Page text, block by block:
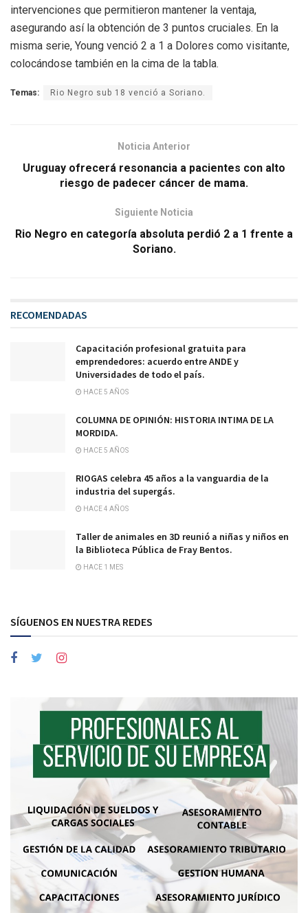
intervenciones que permitieron mantener la ventaja,
asegurando así la obtención de 3 puntos cruciales. En la
misma serie, Young venció 2 a 1 a Dolores como visitante,
colocándose también en la cima de la tabla.
Temas: Rio Negro sub 18 venció a Soriano.
Noticia Anterior
Uruguay ofrecerá resonancia a pacientes con alto
riesgo de padecer cáncer de mama.
Siguiente Noticia
Rio Negro en categoría absoluta perdió 2 a 1 frente a
Soriano.
RECOMENDADAS
Capacitación profesional gratuita para
emprendedores: acuerdo entre ANDE y
Universidades de todo el país.
HACE 5 AÑOS
COLUMNA DE OPINIÓN: HISTORIA INTIMA DE LA
MORDIDA.
HACE 5 AÑOS
RIOGAS celebra 45 años a la vanguardia de la
industria del supergás.
HACE 4 AÑOS
Taller de animales en 3D reunió a niñas y niños en
la Biblioteca Pública de Fray Bentos.
HACE 1 MES
SÍGUENOS EN NUESTRA REDES